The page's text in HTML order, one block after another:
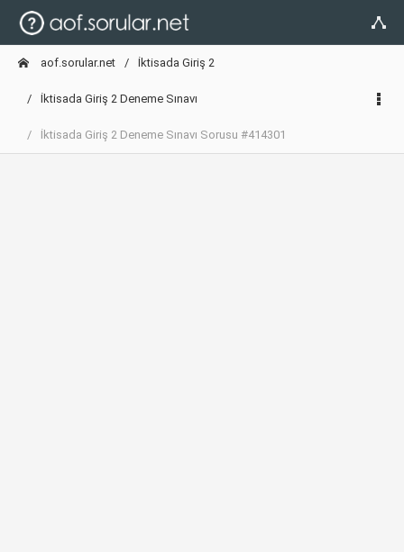
aof.sorular.net İktisada Giriş 2
İktisada Giriş 2 Deneme Sınavı
İktisada Giriş 2 Deneme Sınavı Sorusu #414301